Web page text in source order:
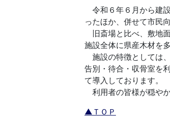
令和６年６月から建
ったほか、併せて市民
旧斎場と比べ、敷地
施設全体に県産木材を
施設の特徴としては
告別・待合・収骨室を
て導入しております。
利用者の皆様が穏や
▲ＴＯＰ